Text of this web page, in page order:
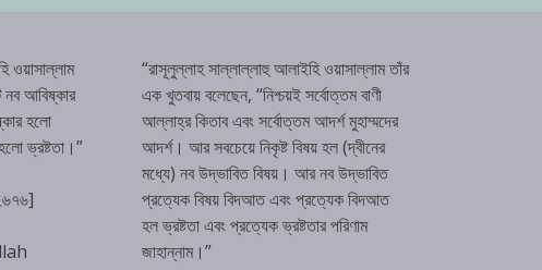
ওয়াসাল্লাম
নব আবিষ্কার
হলো
ভ্রষ্টতা।”
“রাসূলুল্লাহ সাল্লাল্লাহু আলাইহি ওয়াসাল্লাম তাঁর
এক খুতবায় বলেছেন, “নিশ্চয়ই সর্বোত্তম বাণী
আল্লাহ্‌র কিতাব এবং সর্বোত্তম আদর্শ মুহাম্মদের
আদর্শ। আর সবচেয়ে নিকৃষ্ট বিষয় হল (দ্বীনের
মধ্যে) নব উদ্ভাবিত বিষয়। আর নব উদ্ভাবিত
প্রত্যেক বিষয় বিদআত এবং প্রত্যেক বিদআত
হল ভ্রষ্টতা এবং প্রত্যেক ভ্রষ্টতার পরিণাম
জাহান্নাম।”